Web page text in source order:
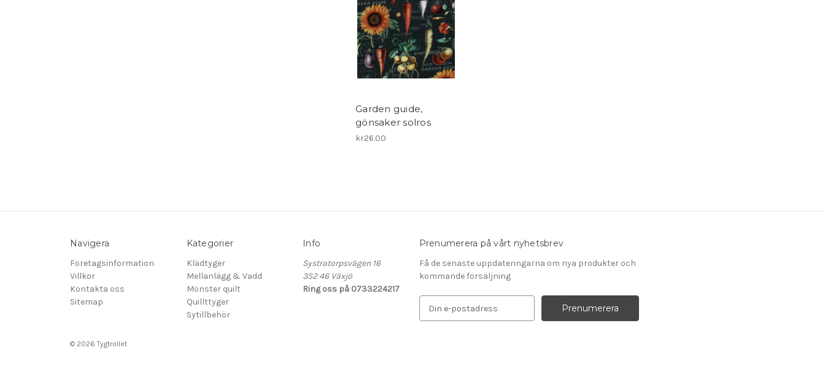
Garden guide,
gönsaker solros
kr26.00
Navigera
Företagsinformation
Villkor
Kontakta oss
Sitemap
Kategorier
Klädtyger
Mellanlägg & Vadd
Mönster quilt
Quillttyger
Sytillbehör
Info
Systratorpsvägen 16
352 46 Växjö
Ring oss på 0733224217
Prenumerera på vårt nyhetsbrev
Få de senaste uppdateringarna om nya produkter och
kommande försäljning
© 2026 Tygtrollet